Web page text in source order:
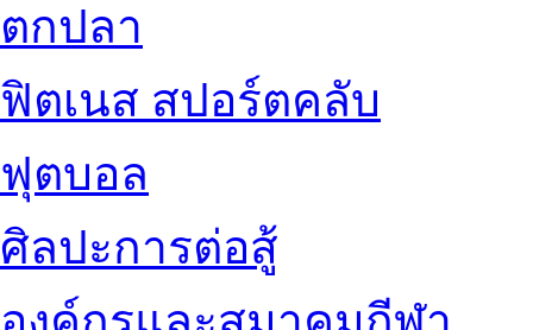
ตกปลา
ฟิตเนส สปอร์ตคลับ
ฟุตบอล
ศิลปะการต่อสู้